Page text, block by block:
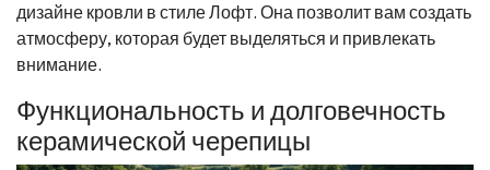
дизайне кровли в стиле Лофт. Она позволит вам создать
атмосферу, которая будет выделяться и привлекать
внимание.
Функциональность и долговечность
керамической черепицы